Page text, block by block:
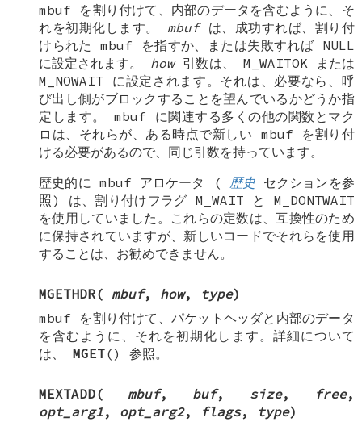
mbuf を割り付けて、内部のデータを含むように、そ
れを初期化します。 mbufは、成功すれば、割り付
けられたmbuf を指すか、または失敗すれば NULL
に設定されます。 how引数は、 M_WAITOK または
M_NOWAIT に設定されます。それは、必要なら、呼
び出し側がブロックすることを望んでいるかどうか指
定します。mbuf に関連する多くの他の関数とマク
ロは、それらが、ある時点で新しい mbuf を割り付
ける必要があるので、同じ引数を持っています。
歴史的に mbuf アロケータ ( 歴史セクションを参
照) は、割り付けフラグ M_WAIT と M_DONTWAIT
を使用していました。これらの定数は、互換性のため
に保持されていますが、新しいコードでそれらを使用
することは、お勧めできません。
MGETHDR( mbuf, how, type)
mbuf を割り付けて、パケットヘッダと内部のデータ
を含むように、それを初期化します。詳細について
は、MGET() 参照。
MEXTADD( mbuf, buf, size, free,
opt_arg1, opt_arg2, flags, type)